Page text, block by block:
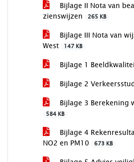
Bijlage II Nota van
zienswijzen
265 KB
Bijlage III Nota van
West
147 KB
Bijlage 1
Bijlage 2
Bijlage 3 Berekening
584 KB
Bijlage 4
NO2 en PM10
673 KB